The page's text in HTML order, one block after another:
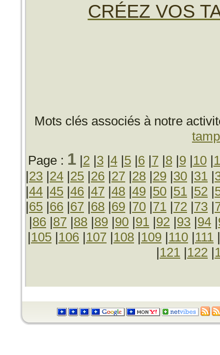
CRÉEZ VOS
Mots clés associés à notre
Page : 1|2|3|4|5|6|7|8|9|10|
|23 |24 |25 |26 |27 |28 |29 |30 |31 |
|44 |45 |46 |47 |48 |49 |50 |51 |52 |
|65 |66 |67 |68 |69 |70 |71 |72 |73 |
|86 |87 |88 |89 |90 |91 |92 |93 |94 |
|105 |106 |107 |108 |109 |110 |111 |
|121 |122 |